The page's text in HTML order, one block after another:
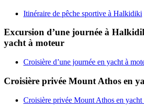
Itinéraire de pêche sportive à Halkidiki
Excursion d’une journée à
yacht à moteur
Croisière d’une journée en yacht à
Croisière privée Mount Athos en
Croisière privée Mount Athos en yacht